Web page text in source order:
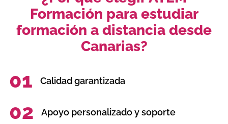
Formación para estudiar
formación a distancia desde
Canarias?
01 Calidad garantizada
02 Apoyo personalizado y soporte